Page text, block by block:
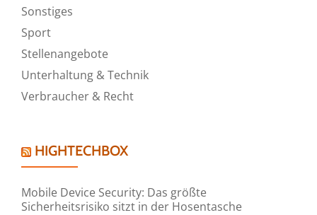
Sonstiges
Sport
Stellenangebote
Unterhaltung & Technik
Verbraucher & Recht
HIGHTECHBOX
Mobile Device Security: Das größte
Sicherheitsrisiko sitzt in der Hosentasche